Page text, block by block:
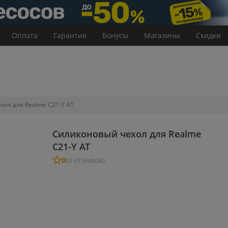
Оплата Гарантия Бонусы Магазины Скидки
для Realme C21-Y AT
Силиконовый чехол для Realme
C21-Y AT
0(0 отзывов)